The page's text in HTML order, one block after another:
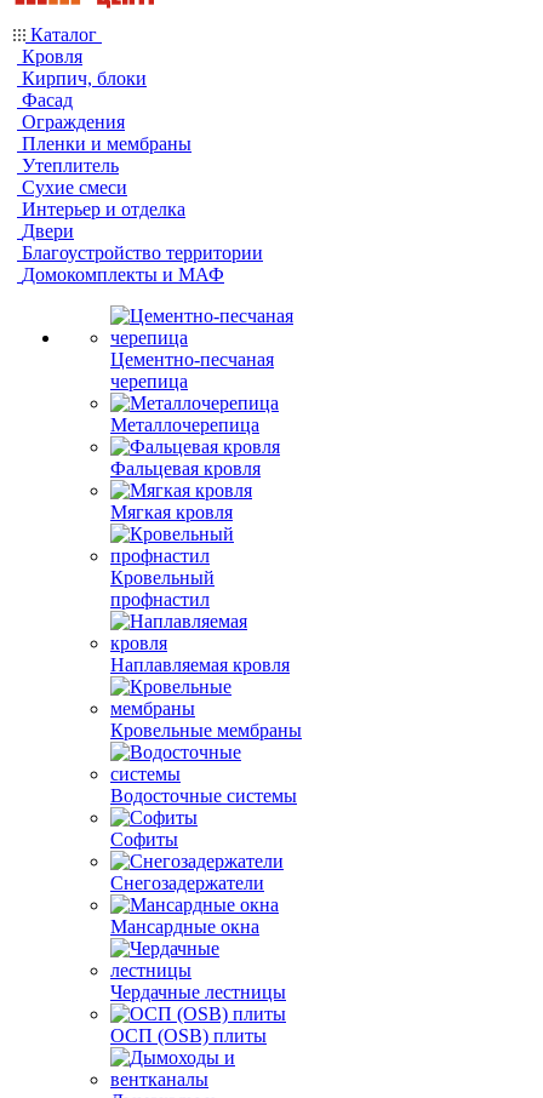
Каталог
Кровля
Кирпич, блоки
Фасад
Ограждения
Пленки и мембраны
Утеплитель
Сухие смеси
Интерьер и отделка
Двери
Благоустройство территории
Домокомплекты и МАФ
Цементно-песчаная
черепица
Металлочерепица
Фальцевая кровля
Мягкая кровля
Кровельный
профнастил
Наплавляемая кровля
Кровельные мембраны
Водосточные системы
Софиты
Снегозадержатели
Мансардные окна
Чердачные лестницы
ОСП (OSB) плиты